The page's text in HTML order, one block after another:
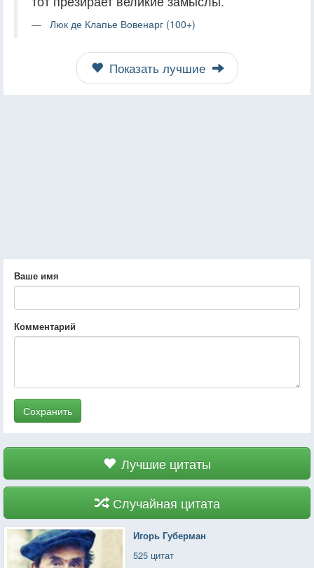
Люк де Клапье Вовенарг (100+)
Показать лучшие
Ваше имя
Комментарий
Сохранить
Лучшие цитаты
Случайная цитата
Игорь Губерман
525 цитат